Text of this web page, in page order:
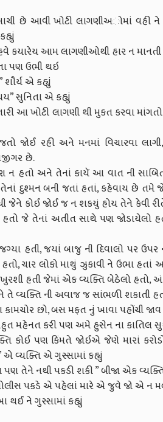
સાચી છે આવી ખોટી લાગણીઅોમાં
કયારેય આમ લાગણીઓથી હાર ન માનતી
પણ ઉભી થઇ
એ કહ્યું
સુનિતા એ કહ્યું
આ ખોટી લાગણી થી મુકત કરવા
જોઈ રહી અને મનમાં વિચારવા
છે.
ન હતો અને તેનાં કાયૅ આ વાત ની
દુશ્મન બની જતાં હતાં, કહેવાય છે તમે
કોઈ જોઈ જ ન શકયું હોય તેને કેવી
જે તેનાં અતીત સાથે પણ જોડાયેલો
હતી, જયાં બાજુ ની દિવાલો પર
હતો, ચાર લોકો માથું ઝુકાવી ને ઉભા
હતી જેમાં એક વ્યક્તિ બેઠેલો હતો,
તે વ્યક્તિ ની અવાજ જ સાંભળી શકાતી
છો, બસ મફત નું ખાવા પહોંચી જાવ
મહેનત કરી પણ અમે હુસેન ના કાતિલ
કોઈ પણ કિંમતે જોઈએ જેણે મારાં
વ્યક્તિ એ ગુસ્સામાં કહ્યું
પણ તેને નથી પકડી શકી ” બીજા એક
પકડે એ પહેલાં મારે એ જુવે જો એ ન
થઈ ને ગુસ્સામાં કહ્યું